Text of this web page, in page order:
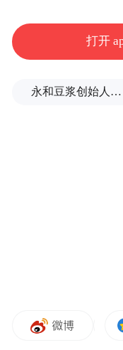
频)为凤凰网旗下
布，本平台仅提供
Notice: The
by the user of
platform and
打开
永和豆浆创始人林炳生逝世，享年70岁